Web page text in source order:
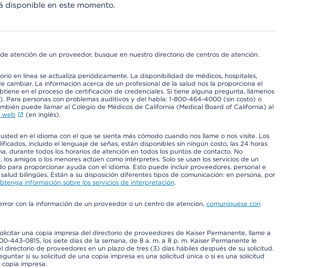
disponible en este momento.
atención de un proveedor, busque en nuestro directorio de centros de atención.
en línea se actualiza periódicamente. La disponibilidad de médicos, hospitales,
cambiar. La información acerca de un profesional de la salud nos la proporciona el
en el proceso de certificación de credenciales. Si tiene alguna pregunta, llámenos
Para personas con problemas auditivos y del habla: 1-800-464-4000 (sin costo) o
puede llamar al Colegio de Médicos de California (Medical Board of California) al
web (en inglés).
en el idioma con el que se sienta más cómodo cuando nos llame o nos visite. Los
incluido el lenguaje de señas, están disponibles sin ningún costo, las 24 horas
durante todos los horarios de atención en todos los puntos de contacto. No
amigos o los menores actúen como intérpretes. Solo se usan los servicios de un
para proporcionar ayuda con el idioma. Esto puede incluir proveedores, personal e
bilingües. Están a su disposición diferentes tipos de comunicación: en persona, por
información sobre los servicios de interpretación.
con la información de un proveedor o un centro de atención, comuníquese con
una copia impresa del directorio de proveedores de Kaiser Permanente, llame a
443-0815, los siete días de la semana, de 8 a. m. a 8 p. m. Kaiser Permanente le
directorio de proveedores en un plazo de tres (3) días hábiles después de su solicitud.
si su solicitud de una copia impresa es una solicitud única o si es una solicitud
impresa.